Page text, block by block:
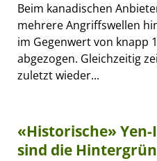
Beim kanadischen
mehrere Angriffswellen
im Gegenwert von knapp
abgezogen. Gleichzeitig
zuletzt wieder...
«Historische»
sind die